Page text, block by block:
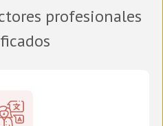
profesionales